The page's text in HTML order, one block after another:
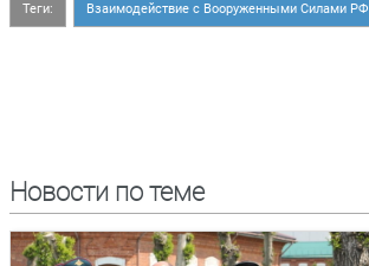
Теги: Взаимодействие с Вооруженными Силами РФ
Новости по теме